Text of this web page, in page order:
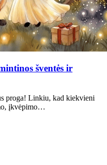
šventės ir
proga! Linkiu, kad kiekvieni
įkvėpimo…